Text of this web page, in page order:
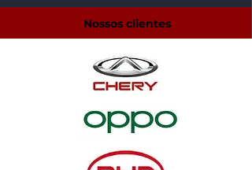
Nossos clientes